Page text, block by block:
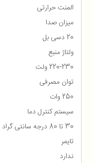
المنت حرارتی
میزان صدا
20 دسی بل
ولتاژ منبع
220-230 ولت
توان مصرفی
250 وات
سیستم کنترل دما
30 تا 80 درجه سانتی گراد
تایمر
ندارد